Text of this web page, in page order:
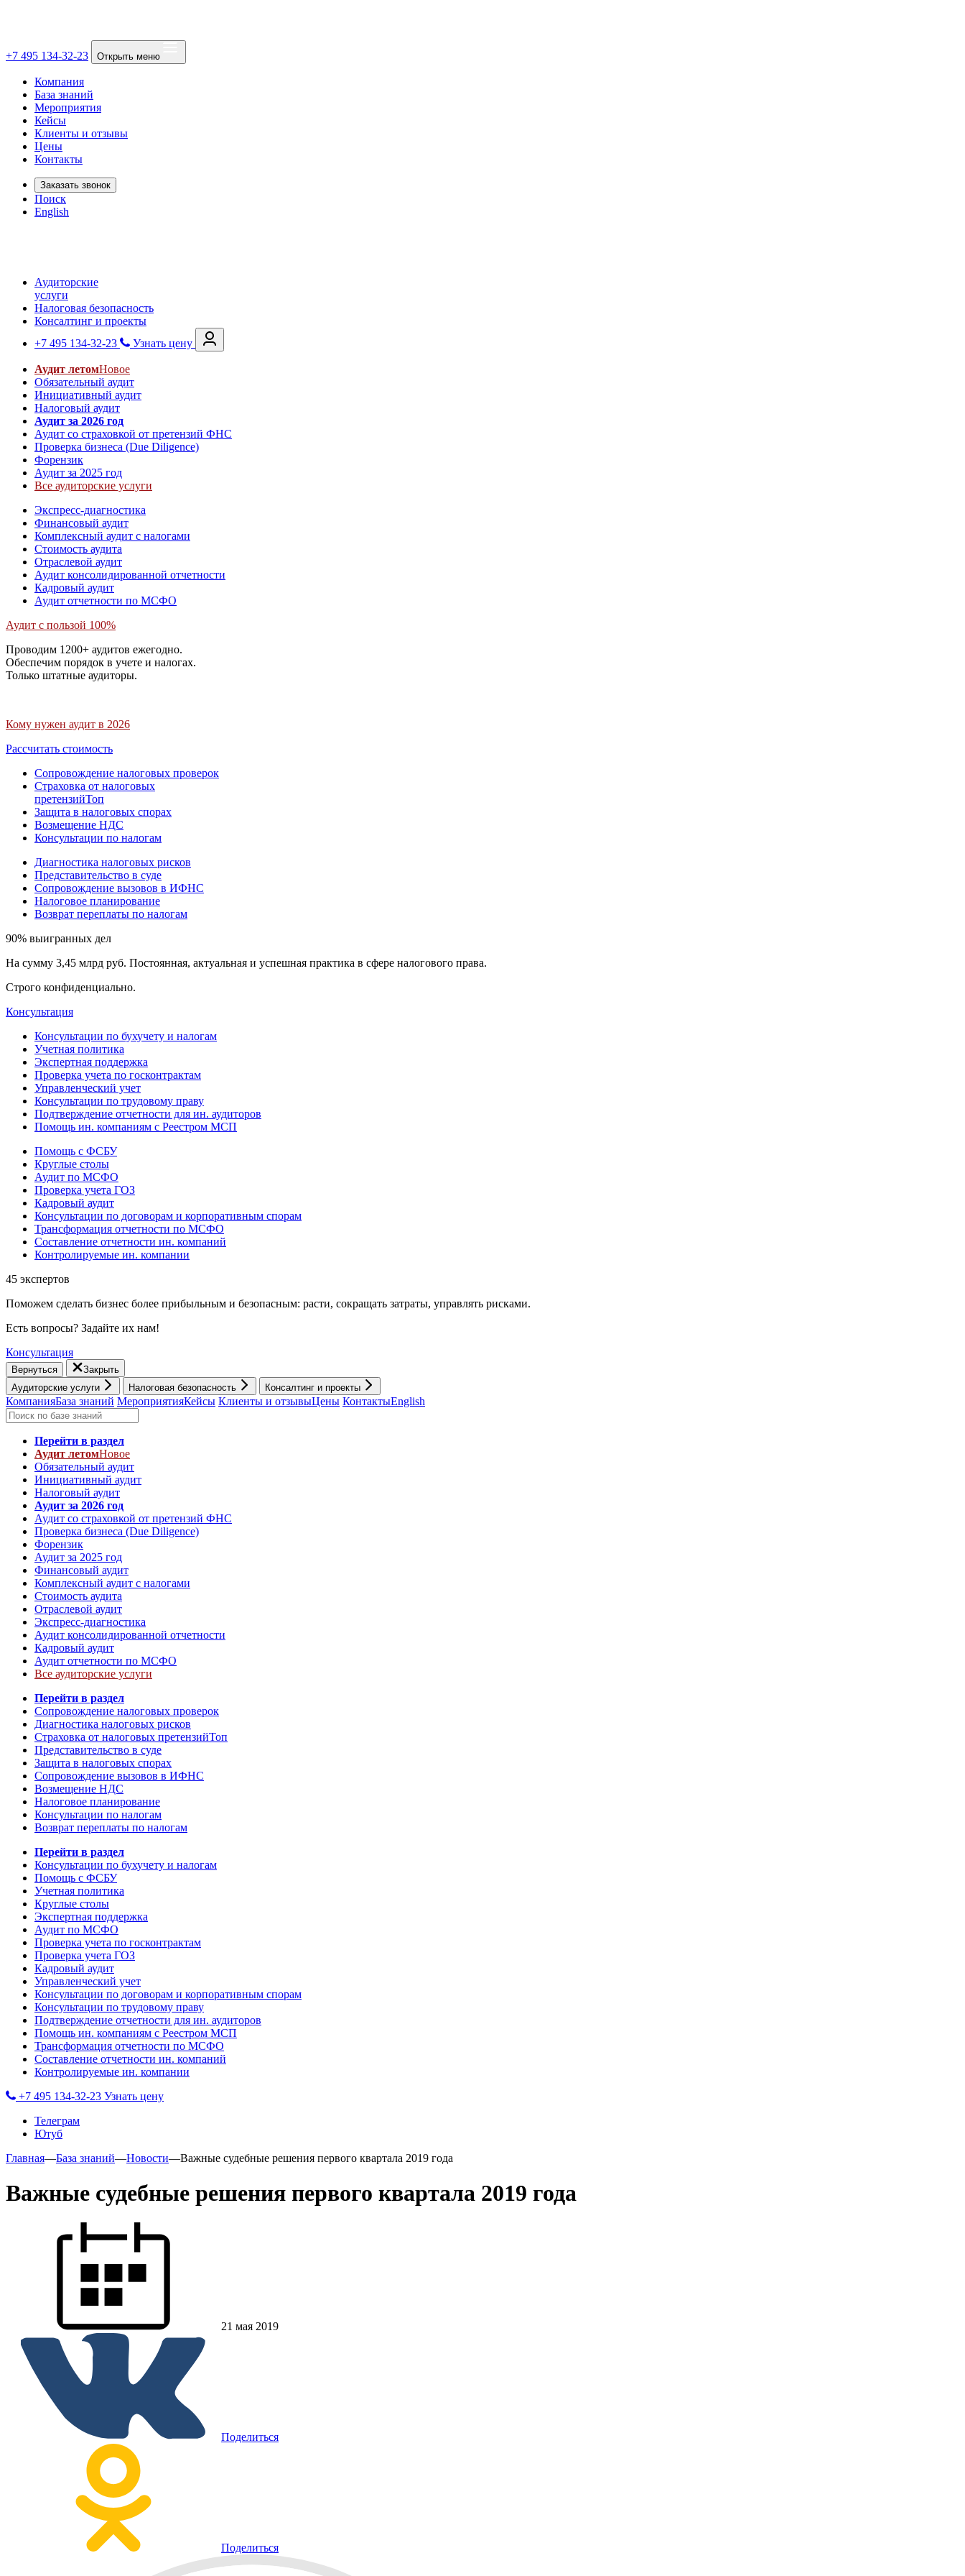
+7 495 134-32-23 Открыть меню
Компания
База знаний
Мероприятия
Кейсы
Клиенты и отзывы
Цены
Контакты
Заказать звонок
Поиск
English
Аудиторские
услуги
Налоговая безопасность
Консалтинг и проекты
+7 495 134-32-23
Узнать цену
Аудит летомНовое
Обязательный аудит
Инициативный аудит
Налоговый аудит
Аудит за 2026 год
Аудит со страховкой от претензий ФНС
Проверка бизнеса (Due Diligence)
Форензик
Аудит за 2025 год
Все аудиторские услуги
Экспресс-диагностика
Финансовый аудит
Комплексный аудит с налогами
Стоимость аудита
Отраслевой аудит
Аудит консолидированной отчетности
Кадровый аудит
Аудит отчетности по МСФО
Аудит с пользой 100%
Проводим 1200+ аудитов ежегодно.
Обеспечим порядок в учете и налогах.
Только штатные аудиторы.
Кому нужен аудит в 2026
Рассчитать стоимость
Сопровождение налоговых проверок
Страховка от налоговых
претензийТоп
Защита в налоговых спорах
Возмещение НДС
Консультации по налогам
Диагностика налоговых рисков
Представительство в суде
Сопровождение вызовов в ИФНС
Налоговое планирование
Возврат переплаты по налогам
90% выигранных дел
На сумму 3,45 млрд руб. Постоянная, актуальная и успешная практика в сфере налогового права.
Строго конфиденциально.
Консультация
Консультации по бухучету и налогам
Учетная политика
Экспертная поддержка
Проверка учета по госконтрактам
Управленческий учет
Консультации по трудовому праву
Подтверждение отчетности для ин. аудиторов
Помощь ин. компаниям с Реестром МСП
Помощь с ФСБУ
Круглые столы
Аудит по МСФО
Проверка учета ГОЗ
Кадровый аудит
Консультации по договорам и корпоративным спорам
Трансформация отчетности по МСФО
Составление отчетности ин. компаний
Контролируемые ин. компании
45 экспертов
Поможем сделать бизнес более прибыльным и безопасным: расти, cокращать затраты, управлять рисками.
Есть вопросы? Задайте их нам!
Консультация
Вернуться
Закрыть
Аудиторские услуги
Налоговая безопасность Консалтинг и проекты
КомпанияБаза знаний МероприятияКейсы Клиенты и отзывыЦены КонтактыEnglish
Перейти в раздел
Аудит летомНовое
Обязательный аудит
Инициативный аудит
Налоговый аудит
Аудит за 2026 год
Аудит со страховкой от претензий ФНС
Проверка бизнеса (Due Diligence)
Форензик
Аудит за 2025 год
Финансовый аудит
Комплексный аудит с налогами
Стоимость аудита
Отраслевой аудит
Экспресс-диагностика
Аудит консолидированной отчетности
Кадровый аудит
Аудит отчетности по МСФО
Все аудиторские услуги
Перейти в раздел
Сопровождение налоговых проверок
Диагностика налоговых рисков
Страховка от налоговых претензийТоп
Представительство в суде
Защита в налоговых спорах
Сопровождение вызовов в ИФНС
Возмещение НДС
Налоговое планирование
Консультации по налогам
Возврат переплаты по налогам
Перейти в раздел
Консультации по бухучету и налогам
Помощь с ФСБУ
Учетная политика
Круглые столы
Экспертная поддержка
Аудит по МСФО
Проверка учета по госконтрактам
Проверка учета ГОЗ
Кадровый аудит
Управленческий учет
Консультации по договорам и корпоративным спорам
Консультации по трудовому праву
Подтверждение отчетности для ин. аудиторов
Помощь ин. компаниям с Реестром МСП
Трансформация отчетности по МСФО
Составление отчетности ин. компаний
Контролируемые ин. компании
+7 495 134-32-23 Узнать цену
Телеграм
Ютуб
Главная—База знаний—Новости—Важные судебные решения первого квартала 2019 года
Важные судебные решения первого квартала 2019 года
21 мая 2019
Поделиться
Поделиться